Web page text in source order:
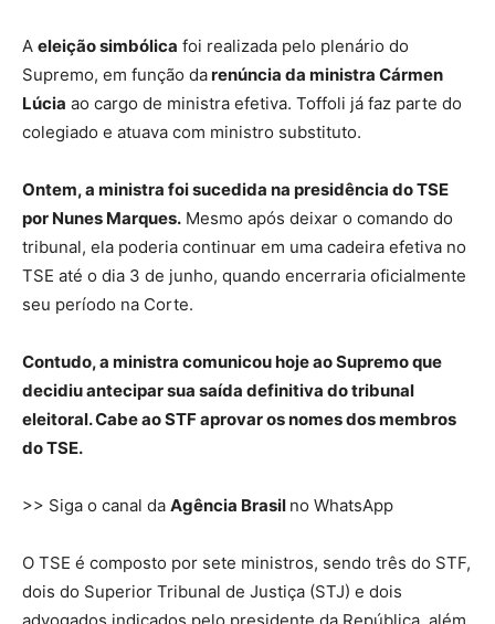
A eleição simbólica foi realizada pelo plenário do
Supremo, em função darenúncia da ministra Cármen
Lúcia ao cargo de ministra efetiva. Toffoli já faz parte do
colegiado e atuava com ministro substituto.
Ontem, a ministra foi sucedida na presidência do TSE
por Nunes Marques. Mesmo após deixar o comando do
tribunal, ela poderia continuar em uma cadeira efetiva no
TSE até o dia 3 de junho, quando encerraria oficialmente
seu período na Corte.
Contudo, a ministra comunicou hoje ao Supremo que
decidiu antecipar sua saída definitiva do tribunal
eleitoral. Cabe ao STF aprovar os nomes dos membros
do TSE.
>> Siga o canal da Agência Brasil no WhatsApp
O TSE é composto por sete ministros, sendo três do STF,
dois do Superior Tribunal de Justiça (STJ) e dois
advogados indicados pelo presidente da República, além